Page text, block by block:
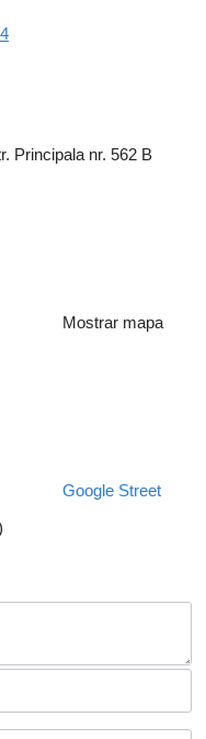
Principala nr. 562 B
Mostrar mapa
Google Street